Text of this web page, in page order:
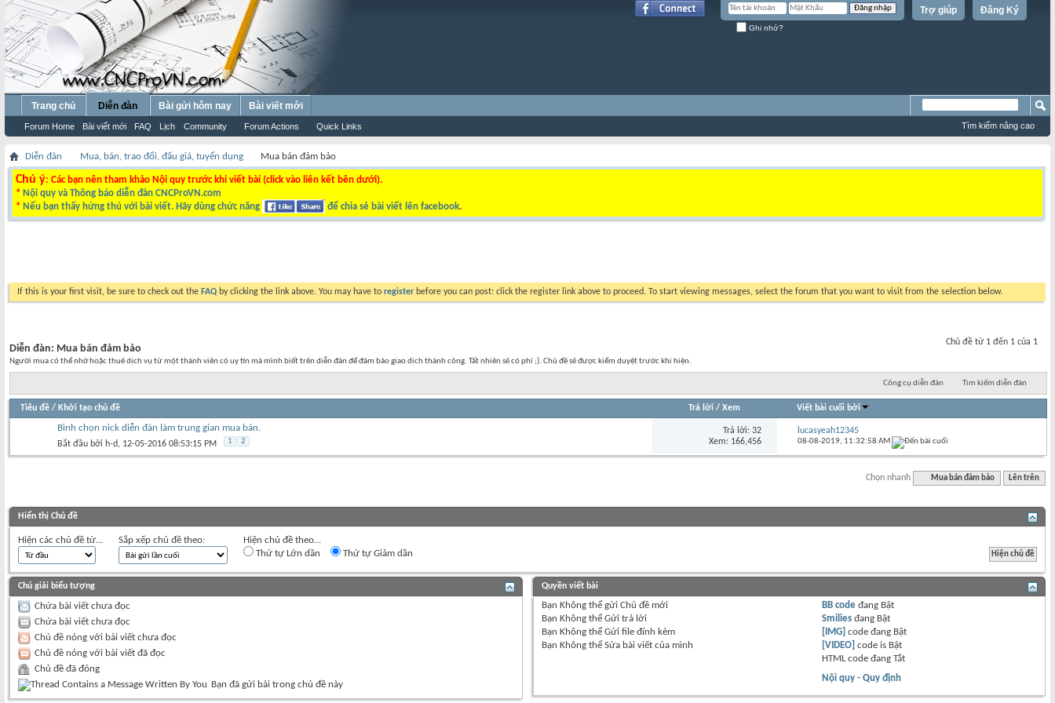
Đăng Ký
Trợ giúp
Ghi nhớ?
Trang chủ Diễn đàn
Forum Home Bài viết mới FAQ Lịch Community Forum Actions Quick Links
Bài gửi hôm nay Bài viết mới
Tìm kiếm nâng cao
Diễn đàn Mua, bán, trao đổi, đấu giá, tuyển dụng Mua bán đảm bảo
Chú ý: Các bạn nên tham khảo Nội quy trước khi viết bài (click vào liên kết bên dưới).
* Nội quy và Thông báo diễn đàn CNCProVN.com
* Nếu bạn thấy hứng thú với bài viết. Hãy dùng chức năng để chia sẻ bài viết lên facebook.
If this is your first visit, be sure to check out the FAQ by clicking the link above. You may have to register before you can post: click the register link above to proceed. To start viewing messages, select the forum that you want to visit from the selection below.
Chủ đề từ 1 đến 1 của 1
Diễn đàn: Mua bán đảm bảo
Người mua có thể nhờ hoặc thuê dịch vụ từ một thành viên có uy tín mà mình biết trên diễn đàn để đảm bảo giao dịch thành công. Tất nhiên sẽ có phí ;). Chủ đề sẽ được kiểm duyệt trước khi hiện.
Công cụ diễn đàn Tìm kiếm diễn đàn
Tiêu đề / Khởi tạo chủ đề Trả lời/ Xem Viết bài cuối bởi
Bình chọn nick diễn đàn làm trung gian mua bán.
Bắt đầu bởi h-d‎, 12-05-2016 08:53:15 PM 1 2
Trả lời: 32
Xem: 166,456
lucasyeah12345
08-08-2019, 11:32:58 AM
Chọn nhanh Mua bán đảm bảo Lên trên
Hiển thị Chủ đề
Hiện các chủ đề từ... Sắp xếp chủ đề theo:
Hiện chủ đề theo...
Thứ tự Lớn dần
Thứ tự Giảm dần
Chú giải biểu tượng
Chứa bài viết chưa đọc
Chứa bài viết chưa đọc
Chủ đề nóng với bài viết chưa đọc
Chủ đề nóng với bài viết đã đọc
Chủ đề đã đóng
Bạn đã gửi bài trong chủ đề này
Quyền viết bài
Bạn Không thểgửi Chủ đề mới
Bạn Không thểGửi trả lời
Bạn Không thểGửi file đính kèm
Bạn Không thểSửa bài viết của mình
BB code đang Bật
Smilies đang Bật
[IMG] code đang Bật
[VIDEO] code is Bật
HTML code đangTắt
Nội quy - Quy định